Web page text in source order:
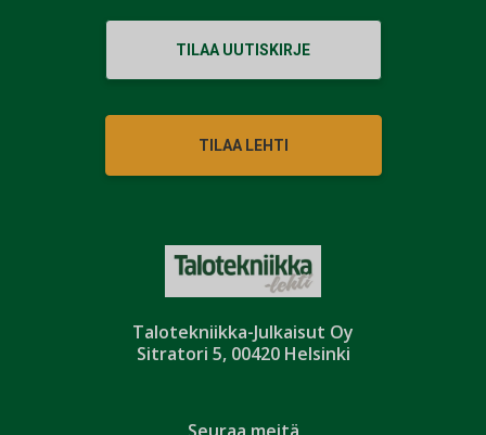
Talotekniikka-Julkaisut Oy
Sitratori 5, 00420 Helsinki
TILAA UUTISKIRJE
TILAA LEHTI